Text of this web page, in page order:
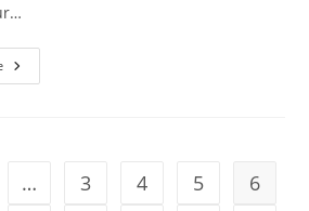
… 3 4 5
6